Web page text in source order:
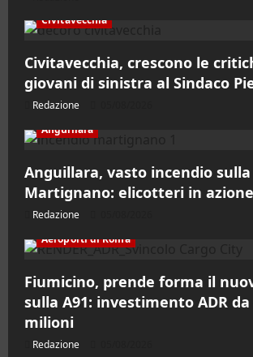
Civitavecchia
Civitavecchia, crescono le
giovani di sinistra al Sindaco
Redazione
Anguillara
Anguillara, vasto incendio
Martignano: elicotteri in azione
Redazione
Aeroporti di Roma
Fiumicino, prende forma il
sulla A91: investimento ADR
milioni
Redazione